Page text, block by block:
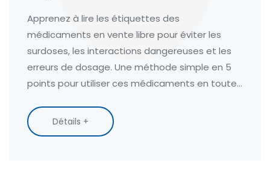
Apprenez à lire les étiquettes des
médicaments en vente libre pour éviter les
surdoses, les interactions dangereuses et les
erreurs de dosage. Une méthode simple en 5
points pour utiliser ces médicaments en toute
Détails +